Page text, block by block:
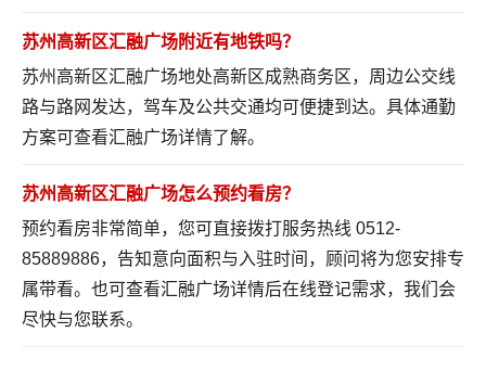
苏州高新区汇融广场附近有地铁吗？
苏州高新区汇融广场地处高新区成熟商务区，周边公交线
路与路网发达，驾车及公共交通均可便捷到达。具体通勤
方案可查看汇融广场详情了解。
苏州高新区汇融广场怎么预约看房？
预约看房非常简单，您可直接拨打服务热线 0512-
85889886，告知意向面积与入驻时间，顾问将为您安排专
属带看。也可查看汇融广场详情后在线登记需求，我们会
尽快与您联系。